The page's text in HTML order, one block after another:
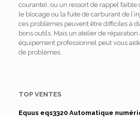
courante), ou un ressort de rappel faible
le blocage ou la fuite de carburant de
ces problèmes peuvent être difficiles à
bons outils. Mais un atelier de
équipement professionnel peut vous
de problèmes.
TOP VENTES
Equus eqs3320 Automatique